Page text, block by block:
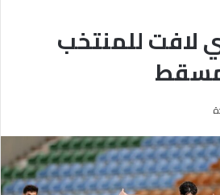
لافت للمنتخب